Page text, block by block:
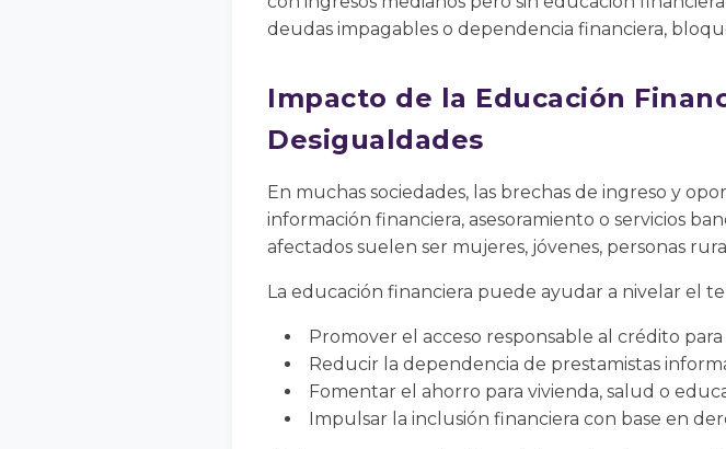
deudas impagables o dependencia financiera,
Impacto de la Educación
Desigualdades
En muchas sociedades, las brechas de ingreso y
información financiera, asesoramiento o servicios
afectados suelen ser mujeres, jóvenes, personas
La educación financiera puede ayudar a nivelar el
Promover el acceso responsable al crédito
Reducir la dependencia de prestamistas
Fomentar el ahorro para vivienda, salud o
Impulsar la inclusión financiera con base en